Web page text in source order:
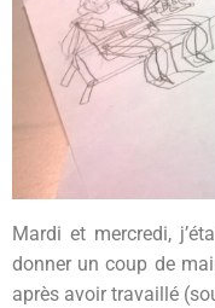
Mardi et mercredi,
donner un coup de
après avoir travaillé